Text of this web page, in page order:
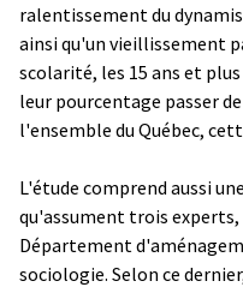
ralentissement du
ainsi qu'un vieillissement
scolarité, les 15 ans et
leur pourcentage passer de
l'ensemble du Québec,
L'étude comprend aussi
qu'assument trois
Département
sociologie. Selon ce